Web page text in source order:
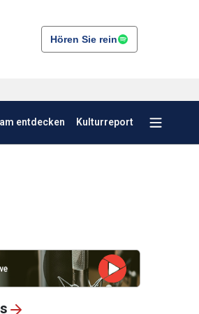
Hören Sie rein
entdecken Kulturreport